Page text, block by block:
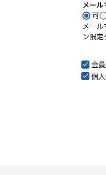
メール
可
メー
ン限定
会
個